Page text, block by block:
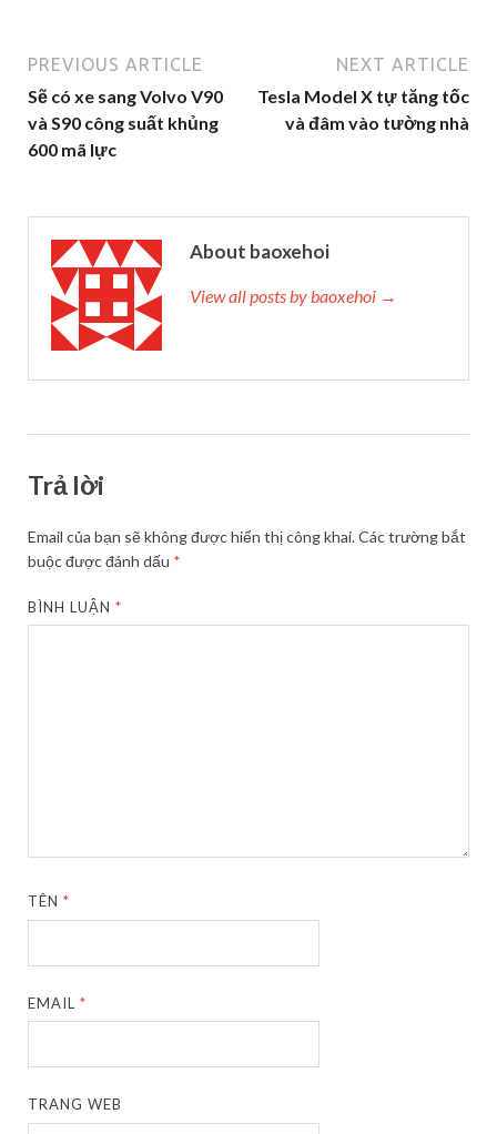
PREVIOUS ARTICLE
Sẽ có xe sang Volvo V90
và S90 công suất khủng
600 mã lực
NEXT ARTICLE
Tesla Model X tự tăng tốc
và đâm vào tường nhà
About baoxehoi
View all posts by baoxehoi →
Trả lời
Email của bạn sẽ không được hiển thị công khai.Các trường bắt
buộc được đánh dấu *
BÌNH LUẬN*
TÊN*
EMAIL*
TRANG WEB